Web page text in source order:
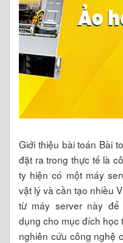
Giới thiệu bài toán Bài
đặt ra trong thực tế là
ty hiện có một máy
vật lý và cần tạo nhiều
từ máy server này để
dụng cho mục đích học
nghiên cứu công nghệ